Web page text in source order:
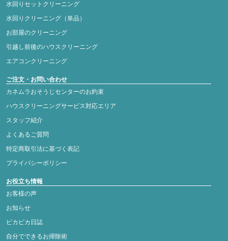
水回りセットクリーニング
水回りクリーニング（単品）
お部屋のクリーニング
引越し前後のハウスクリーニング
エアコンクリーニング
ご注文・お問い合わせ
カネムラおそうじセンターのお約束
ハウスクリーニングサービス対応エリア
スタッフ紹介
よくあるご質問
特定商取引法に基づく表記
プライバシーポリシー
お役立ち情報
お客様の声
お知らせ
ピカピカ日誌
自分でできるお掃除術